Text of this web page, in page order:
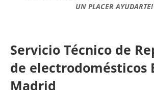
UN PLACER AYUDARTE!
Servicio Técnico de
de electrodomésticos
Madrid